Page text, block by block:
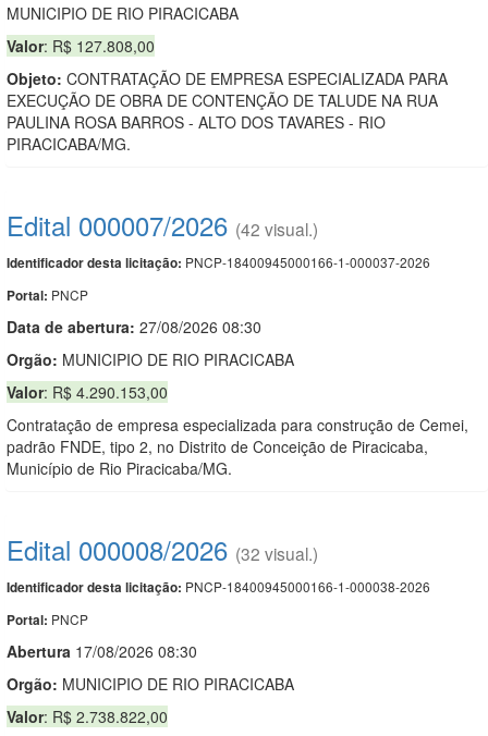
MUNICIPIO DE RIO PIRACICABA
Valor: R$ 127.808,00
Objeto: CONTRATAÇÃO DE EMPRESA ESPECIALIZADA PARA
EXECUÇÃO DE OBRA DE CONTENÇÃO DE TALUDE NA RUA
PAULINA ROSA BARROS - ALTO DOS TAVARES - RIO
PIRACICABA/MG.
Edital 000007/2026 (42 visual.)
Identificador desta licitação: PNCP-18400945000166-1-000037-2026
Portal: PNCP
Data de abertura: 27/08/2026 08:30
Orgão: MUNICIPIO DE RIO PIRACICABA
Valor: R$ 4.290.153,00
Contratação de empresa especializada para construção de Cemei,
padrão FNDE, tipo 2, no Distrito de Conceição de Piracicaba,
Município de Rio Piracicaba/MG.
Edital 000008/2026 (32 visual.)
Identificador desta licitação: PNCP-18400945000166-1-000038-2026
Portal: PNCP
Abertura 17/08/2026 08:30
Orgão: MUNICIPIO DE RIO PIRACICABA
Valor: R$ 2.738.822,00